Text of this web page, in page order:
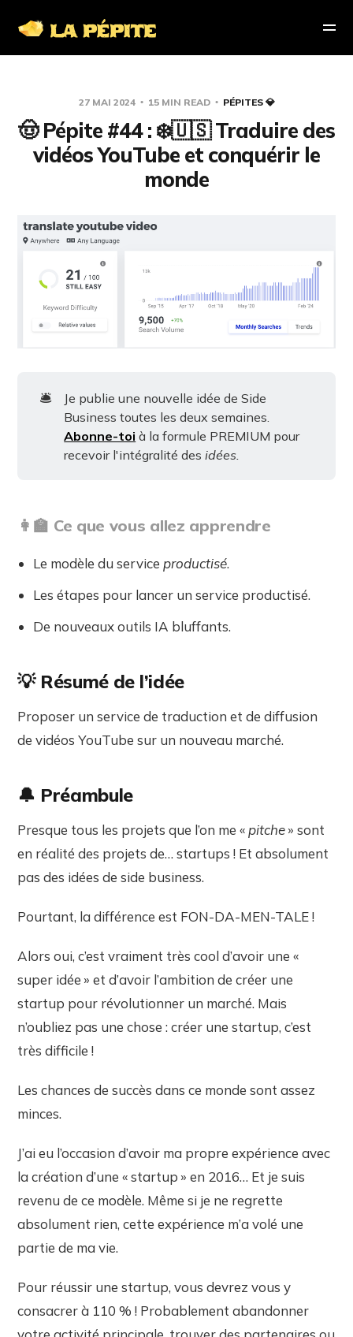
27 MAI 2024 15 MIN READ PÉPITES 💎
🤠 Pépite #44 : ❄️🇺🇸 Traduire des
vidéos YouTube et conquérir le
monde
🛎️
Je publie une nouvelle idée de Side
Business toutes les deux semaines.
Abonne-toi à la formule PREMIUM pour
recevoir l'intégralité desidées.
👩‍🏫 Ce que vous allez apprendre
Le modèle du service productisé.
Les étapes pour lancer un service productisé.
De nouveaux outils IA bluffants.
💡 Résumé de l’idée
Proposer un service de traduction et de diffusion
de vidéos YouTube sur un nouveau marché.
🔔 Préambule
Presque tous les projets que l’on me « pitche» sont
en réalité des projets de… startups ! Et absolument
pas des idées de side business.
Pourtant, la différence est FON-DA-MEN-TALE !
Alors oui, c’est vraiment très cool d’avoir une «
super idée » et d’avoir l’ambition de créer une
startup pour révolutionner un marché. Mais
n’oubliez pas une chose : créer une startup, c’est
très difficile !
Les chances de succès dans ce monde sont assez
minces.
J’ai eu l’occasion d’avoir ma propre expérience avec
la création d’une « startup » en 2016… Et je suis
revenu de ce modèle. Même si je ne regrette
absolument rien, cette expérience m’a volé une
partie de ma vie.
Pour réussir une startup, vous devrez vous y
consacrer à 110 % ! Probablement abandonner